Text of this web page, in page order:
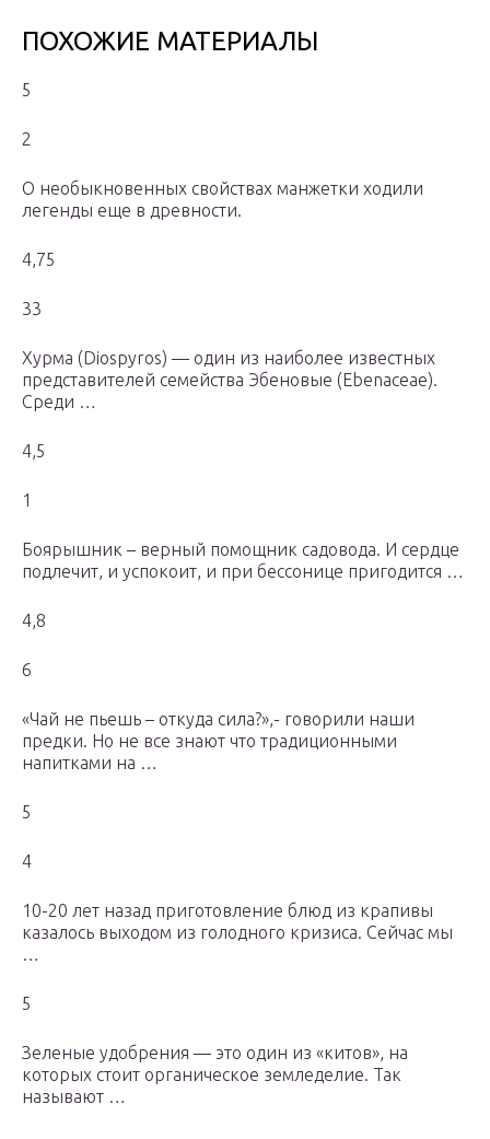
ПОХОЖИЕ МАТЕРИАЛЫ
5
2
О необыкновенных свойствах манжетки ходили
легенды еще в древности.
4,75
33
Хурма (Diospyros) — один из наиболее известных
представителей семейства Эбеновые (Ebenaceae).
Среди …
4,5
1
Боярышник – верный помощник садовода. И сердце
подлечит, и успокоит, и при бессонице пригодится …
4,8
6
«Чай не пьешь – откуда сила?»,- говорили наши
предки. Но не все знают что традиционными
напитками на …
5
4
10-20 лет назад приготовление блюд из крапивы
казалось выходом из голодного кризиса. Сейчас мы
…
5
Зеленые удобрения — это один из «китов», на
которых стоит органическое земледелие. Так
называют …